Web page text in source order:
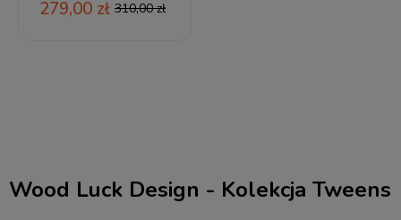
279,00 zł 310,00 zł
Wood Luck Design - Kolekcja Tweens